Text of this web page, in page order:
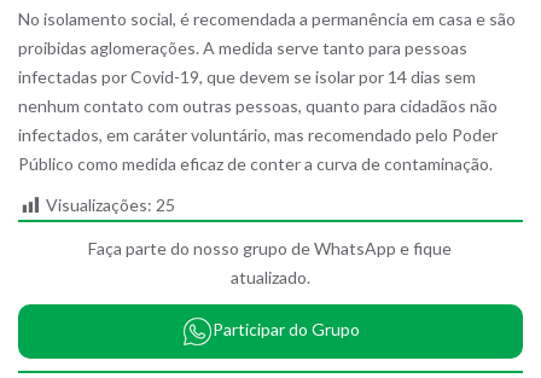
No isolamento social, é recomendada a permanência em casa e são
proibidas aglomerações. A medida serve tanto para pessoas
infectadas por Covid-19, que devem se isolar por 14 dias sem
nenhum contato com outras pessoas, quanto para cidadãos não
infectados, em caráter voluntário, mas recomendado pelo Poder
Público como medida eficaz de conter a curva de contaminação.
Visualizações: 25
Faça parte do nosso grupo de WhatsApp e fique
atualizado.
Participar do Grupo